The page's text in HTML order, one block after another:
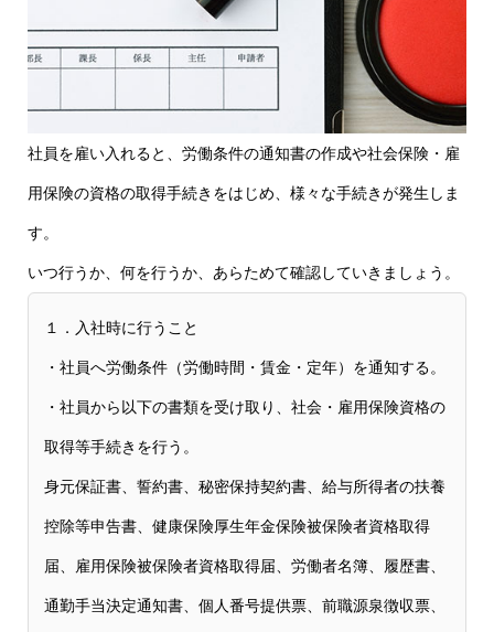
社員を雇い入れると、労働条件の通知書の作成や社会保険・雇
用保険の資格の取得手続きをはじめ、様々な手続きが発生しま
す。
いつ行うか、何を行うか、あらためて確認していきましょう。
１．入社時に行うこと
・社員へ労働条件（労働時間・賃金・定年）を通知する。
・社員から以下の書類を受け取り、社会・雇用保険資格の
取得等手続きを行う。
身元保証書、誓約書、秘密保持契約書、給与所得者の扶養
控除等申告書、健康保険厚生年金保険被保険者資格取得
届、雇用保険被保険者資格取得届、労働者名簿、履歴書、
通勤手当決定通知書、個人番号提供票、前職源泉徴収票、